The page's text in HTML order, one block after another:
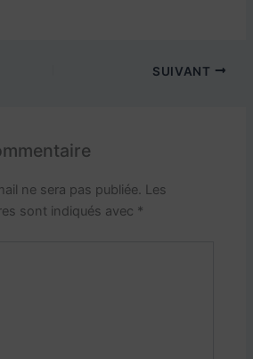
SUIVANT
ne sera pas publiée. Les
sont indiqués avec *